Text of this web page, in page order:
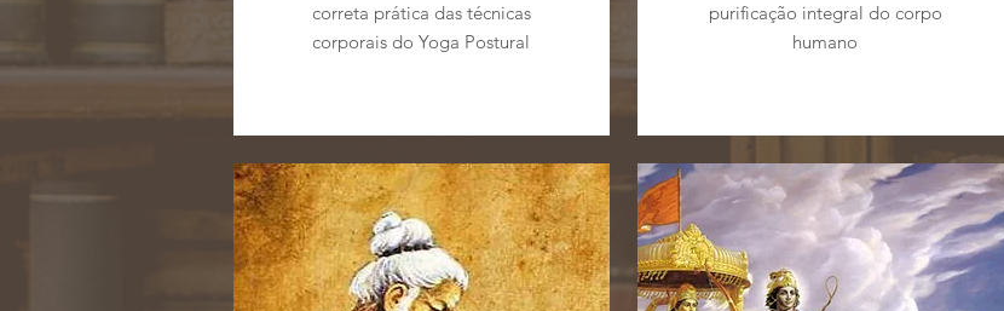
correta prática das técnicas
corporais do Yoga Postural
purificação integral do corpo
humano